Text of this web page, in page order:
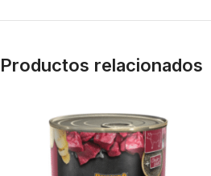
Productos relacionados